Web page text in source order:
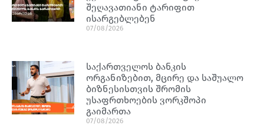
შეღავათიანი ტარიფით
ისარგებლებენ
07/08/2026
საქართველოს ბანკის
ორგანიზებით, მცირე და საშუალო
ბიზნესისთვის შრომის
უსაფრთხოების ვორკშოპი
გაიმართა
07/08/2026